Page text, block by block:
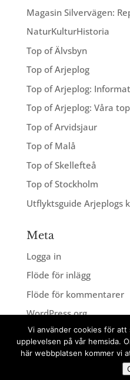
Magasin Silvervägen:
NaturKulturHistoria
Top of Älvsbyn
Top of Arjeplog
Top of Arjeplog:
Top of Arjeplog: Våra
Top of Arvidsjaur
Top of Malå
Top of Skellefteå
Top of Stockholm
Utflyktsguide Arjeplogs
Meta
Logga in
Flöde för inlägg
Flöde för kommentarer
WordPress.org
Vi använder cookies för
upplevelsen på vår hemsida.
här webbplatsen kommer vi